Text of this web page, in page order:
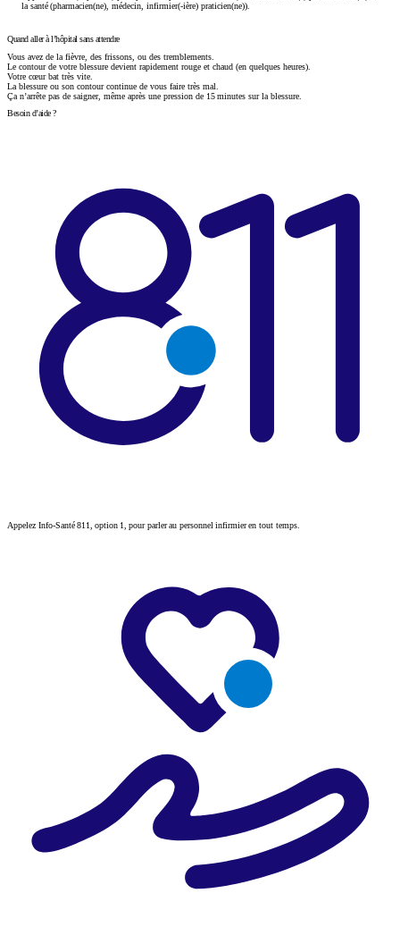
la santé (pharmacien(ne), médecin, infirmier(-ière) praticien(ne)).
Quand aller à l’hôpital sans attendre
Vous avez de la fièvre, des frissons, ou des tremblements.
Le contour de votre blessure devient rapidement rouge et chaud (en quelques heures).
Votre cœur bat très vite.
La blessure ou son contour continue de vous faire très mal.
Ça n’arrête pas de saigner, même après une pression de 15 minutes sur la blessure.
Besoin d’aide ?
Appelez Info-Santé 811, option 1, pour parler au personnel infirmier en tout temps.